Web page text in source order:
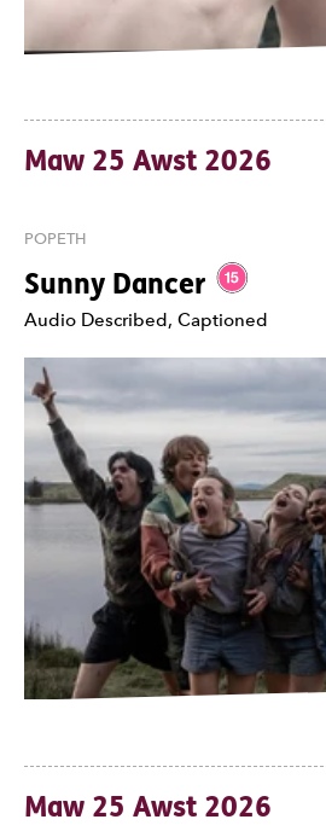
Maw 25 Awst 2026
Sunny Dancer Gradd 15.
POPETH
Nodiadau
Audio Described, Captioned
Maw 25 Awst 2026